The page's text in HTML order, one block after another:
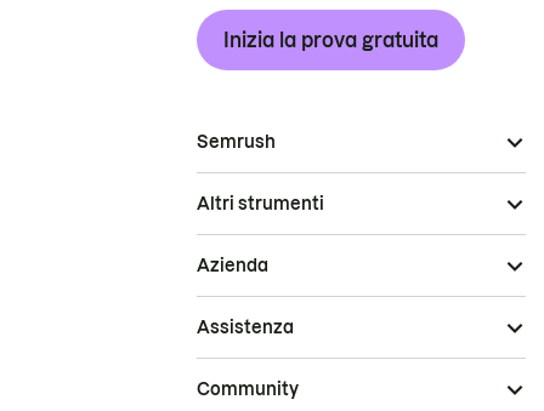
Inizia la prova gratuita
Semrush
Altri strumenti
Azienda
Assistenza
Community